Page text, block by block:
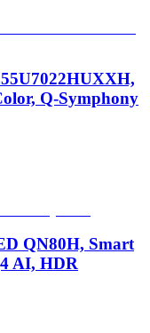
Q-Symphony
QN80H, Smart
AI, HDR